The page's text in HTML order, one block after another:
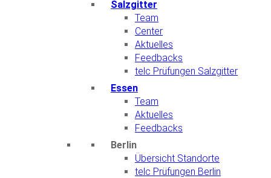
Salzgitter
Team
Center
Aktuelles
Feedbacks
telc Prüfungen Salzgitter
Essen
Team
Aktuelles
Feedbacks
Berlin
Übersicht Standorte
telc Prüfungen Berlin